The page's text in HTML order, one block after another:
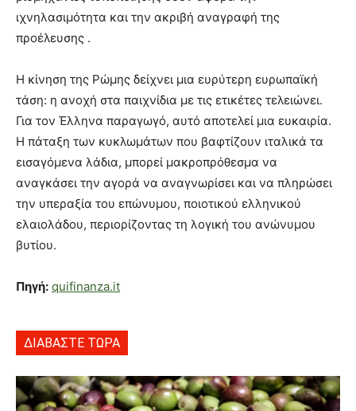
ιχνηλασιμότητα και την ακριβή αναγραφή της
προέλευσης .
Η κίνηση της Ρώμης δείχνει μια ευρύτερη ευρωπαϊκή
τάση: η ανοχή στα παιχνίδια με τις ετικέτες τελειώνει.
Για τον Έλληνα παραγωγό, αυτό αποτελεί μια ευκαιρία.
Η πάταξη των κυκλωμάτων που βαφτίζουν ιταλικά τα
εισαγόμενα λάδια, μπορεί μακροπρόθεσμα να
αναγκάσει την αγορά να αναγνωρίσει και να πληρώσει
την υπεραξία του επώνυμου, ποιοτικού ελληνικού
ελαιολάδου, περιορίζοντας τη λογική του ανώνυμου
βυτίου.
Πηγή: quifinanza.it
ΔΙΑΒΑΣΤΕ ΤΩΡΑ